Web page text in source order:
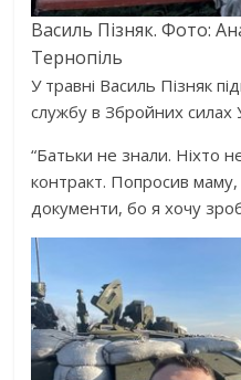
Василь Пізняк. Фото:
Тернопіль
У травні Василь Пізняк
службу в Збройних силах
“Батьки не знали. Ніхто
контракт. Попросив
документи, бо я хочу